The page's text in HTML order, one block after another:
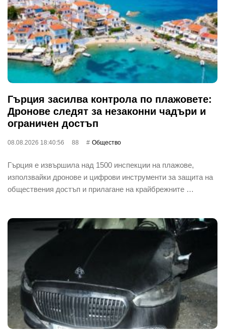
Гърция засилва контрола по плажовете:
Дронове следят за незаконни чадъри и
ограничен достъп
08.08.2026 18:40:56 88 Общество
Гърция е извършила над 1500 инспекции на плажове,
използвайки дронове и цифрови инструменти за защита на
обществения достъп и прилагане на крайбрежните …